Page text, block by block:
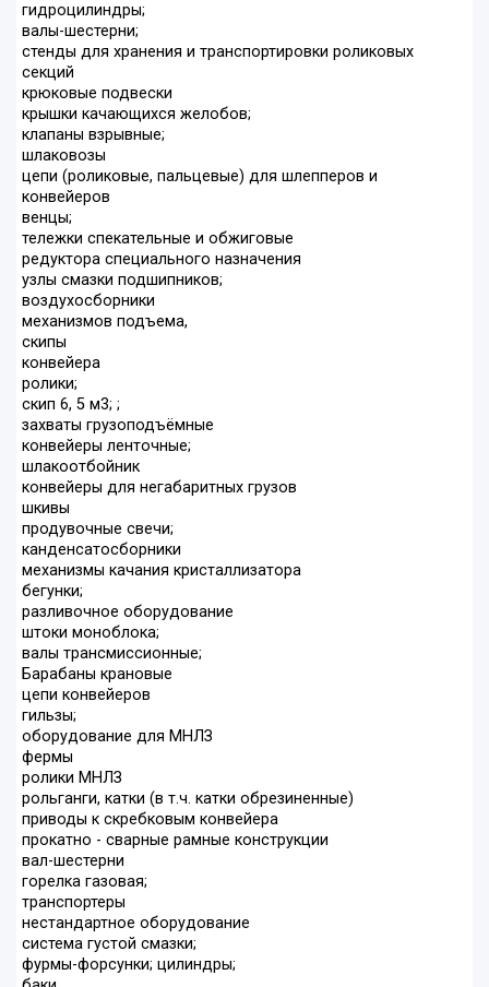
гидроцилиндры;
валы-шестерни;
стенды для хранения и транспортировки роликовых
секций
крюковые подвески
крышки качающихся желобов;
клапаны взрывные;
шлаковозы
цепи (роликовые, пальцевые) для шлепперов и
конвейеров
венцы;
тележки спекательные и обжиговые
редуктора специального назначения
узлы смазки подшипников;
воздухосборники
механизмов подъема,
скипы
конвейера
ролики;
скип 6, 5 м3; ;
захваты грузоподъёмные
конвейеры ленточные;
шлакоотбойник
конвейеры для негабаритных грузов
шкивы
продувочные свечи;
канденсатосборники
механизмы качания кристаллизатора
бегунки;
разливочное оборудование
штоки моноблока;
валы трансмиссионные;
Барабаны крановые
цепи конвейеров
гильзы;
оборудование для МНЛЗ
фермы
ролики МНЛЗ
рольганги, катки (в т.ч. катки обрезиненные)
приводы к скребковым конвейера
прокатно - сварные рамные конструкции
вал-шестерни
горелка газовая;
транспортеры
нестандартное оборудование
система густой смазки;
фурмы-форсунки; цилиндры;